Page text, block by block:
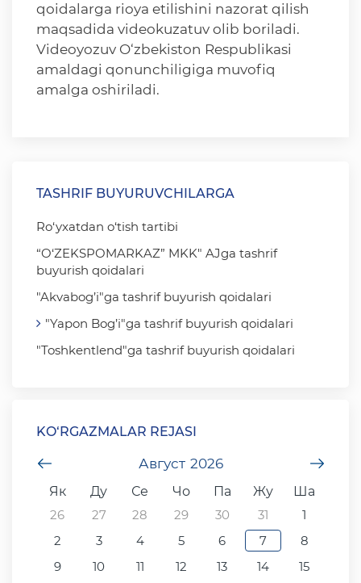
qoidalarga rioya etilishini nazorat qilish
maqsadida videokuzatuv olib boriladi.
Videoyozuv O‘zbekiston Respublikasi
amaldagi qonunchiligiga muvofiq
amalga oshiriladi.
TASHRIF BUYURUVCHILARGA
Ro‘yxatdan o‘tish tartibi
“O‘ZEKSPOMARKAZ” MKK" AJga tashrif
buyurish qoidalari
"Akvabog’i"ga tashrif buyurish qoidalari
"Yapon Bog’i"ga tashrif buyurish qoidalari
"Toshkentlend"ga tashrif buyurish qoidalari
KO‘RGAZMALAR REJASI
Август 2026
Як
Ду Се Чо Па Жу
Ша
26
27 28 29 30 31
1
2
3 4 5 6 7
8
9
10 11 12 13 14
15